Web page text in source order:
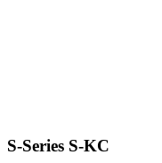
S-Series S-KC